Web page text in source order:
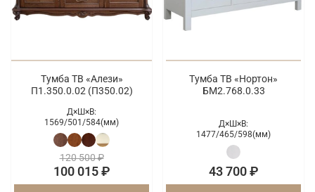
Тумба ТВ «Алези»
П1.350.0.02 (П350.02)
Д×Ш×В:
1569/501/584(мм)
120 500 ₽
100 015 ₽
Тумба ТВ «Нортон»
БМ2.768.0.33
Д×Ш×В:
1477/465/598(мм)
43 700 ₽